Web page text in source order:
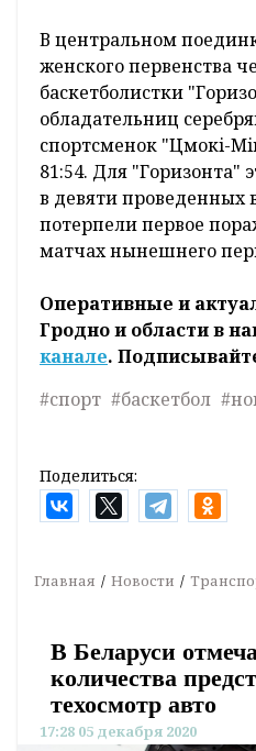
В центральном
женского первенства
баскетболистки
обладательниц
спортсменок "Цмокi-
81:54. Для "Горизонта"
в девяти проведенных
потерпели первое
матчах нынешнего
Оперативные и
Гродно и области в
канале.
#спорт #баскетбол
Поделиться:
Главная Новости
В Беларуси
количества
техосмотр авто
17:28 05 декабря 2020